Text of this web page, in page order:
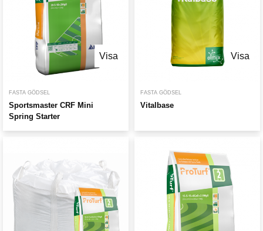
Visa
FASTA GÖDSEL
Sportsmaster CRF Mini
Spring Starter
Visa
FASTA GÖDSEL
Vitalbase